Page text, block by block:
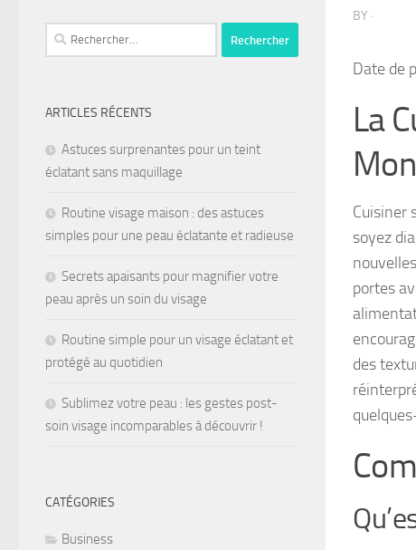
BY ·
Date de
La
Cuisiner
soyez
portes
des
ARTICLES RÉCENTS
Astuces surprenantes pour un teint
éclatant sans maquillage
Routine visage maison : des astuces
simples pour une peau éclatante et radieuse
Secrets apaisants pour magnifier votre
peau après un soin du visage
Routine simple pour un visage éclatant et
protégé au quotidien
Sublimez votre peau : les gestes post-
soin visage incomparables à découvrir !
CATÉGORIES
Business